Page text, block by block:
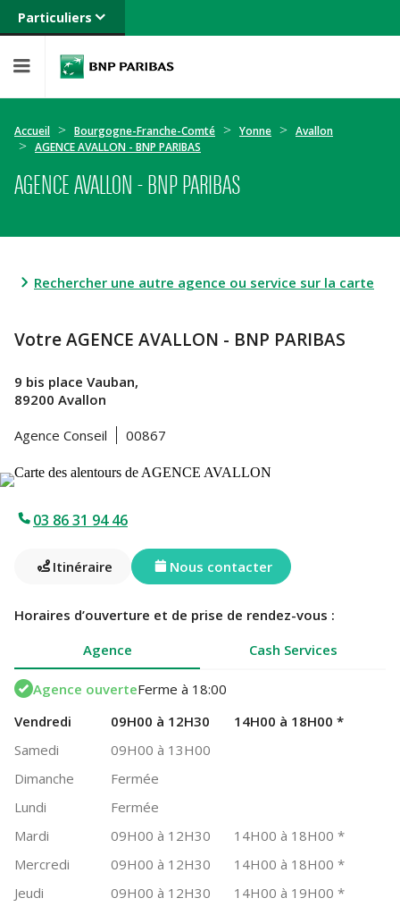
Particuliers
Banque privée
Entreprises
Accueil Bourgogne-Franche-Comté Yonne
Avallon
AGENCE AVALLON - BNP PARIBAS
AGENCE AVALLON - BNP PARIBAS
Rechercher une autre agence ou service sur la carte
Votre AGENCE AVALLON - BNP PARIBAS
9 bis place Vauban,
89200 Avallon
Agence Conseil
00867
03 86 31 94 46
Itinéraire Nous contacter
Horaires d’ouverture et de prise de rendez-vous :
Agence
Cash Services
Agence ouverteFerme à 18:00
Vendredi
09H00 à 12H30 14H00 à 18H00 *
Samedi
09H00 à 13H00
Dimanche
Fermée
Lundi
Fermée
Mardi
09H00 à 12H30 14H00 à 18H00 *
Mercredi
09H00 à 12H30 14H00 à 18H00 *
Jeudi
09H00 à 12H30 14H00 à 19H00 *